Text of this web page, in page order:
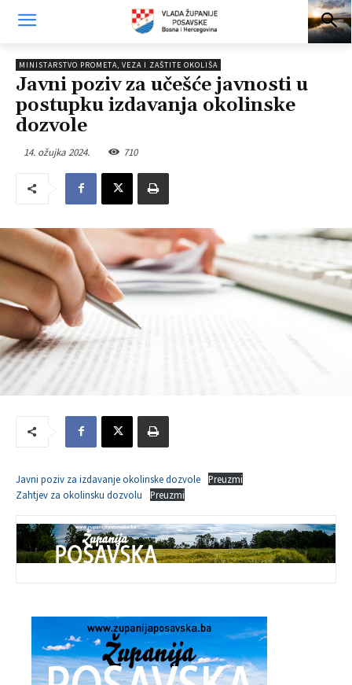
MINISTARSTVO PROMETA, VEZA I ZAŠTITE OKOLIŠA
Javni poziv za učešće javnosti u
postupku izdavanja okolinske
dozvole
14. ožujka 2024. 710
Javni poziv za izdavanje okolinske dozvole
Preuzmi
Zahtjev za okolinsku dozvolu
Preuzmi